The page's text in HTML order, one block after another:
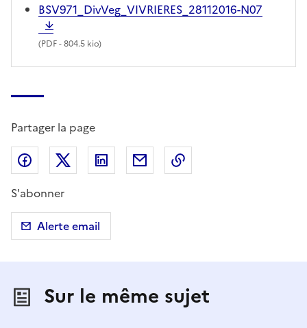
BSV971_DivVeg_VIVRIERES_28112016-N07
(PDF- 804.5 kio)
Partager la page
Partager sur Facebook
Partager sur X (anciennement Twitter)
Partager sur LinkedIn
Partager par email
S'abonner
Alerte email
Sur le même sujet